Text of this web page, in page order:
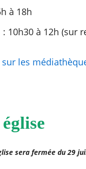
à 18h
10h30 à 12h (sur
les
sera fermée du 29